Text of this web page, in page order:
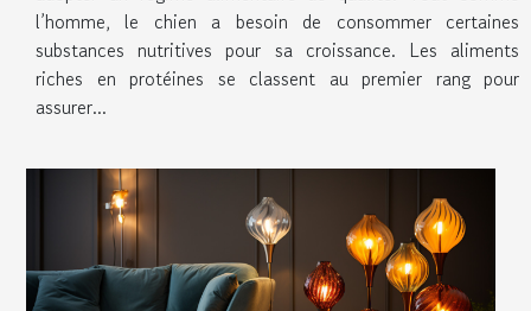
l’homme, le chien a besoin de consommer certaines
substances nutritives pour sa croissance. Les aliments
riches en protéines se classent au premier rang pour
assurer...